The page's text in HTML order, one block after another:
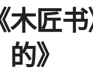
匠书
的》